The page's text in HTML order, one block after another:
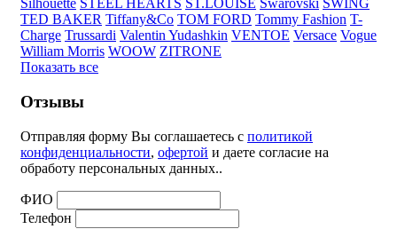
Silhouette STEEL HEARTS ST.LOUISE Swarovski SWING
TED BAKER Tiffany&Co TOM FORD Tommy Fashion T-
Charge Trussardi Valentin Yudashkin VENTOE Versace Vogue
William Morris WOOW ZITRONE
Показать все
Отзывы
Отправляя форму Вы соглашаетесь с политикой
конфиденциальности, офертой и даете согласие на
обработу персональных данных..
ФИО
Телефон